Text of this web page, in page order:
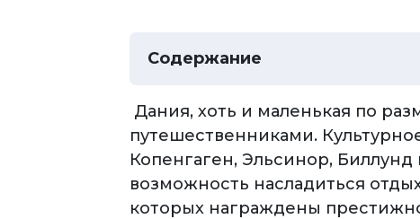
Содержание
Дания, хоть и маленькая по
путешественниками.
Копенгаген, Эльсинор,
возможность насладиться
которых награждены